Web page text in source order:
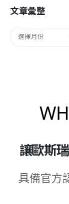
文章彙整
讓歐斯
具備官方